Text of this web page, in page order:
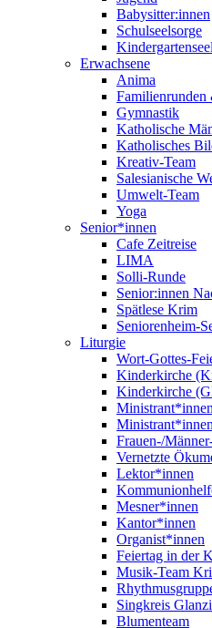
Babysitter:innen
Schulseelsorge
Erwachsene
Anima
Familienrunden
Gymnastik
Katholische
Katholisches
Kreativ-Team
Salesianische
Umwelt-Team
Yoga
Senior*innen
Cafe Zeitreise
LIMA
Solli-Runde
Senior:innen
Spätlese Krim
Seniorenheim-
Liturgie
Wort-Gottes-
Kinderkirche
Kinderkirche
Frauen-/
Vernetzte
Lektor*innen
Mesner*innen
Kantor*innen
Organist*innen
Feiertag in der
Musik-Team
Singkreis
Blumenteam